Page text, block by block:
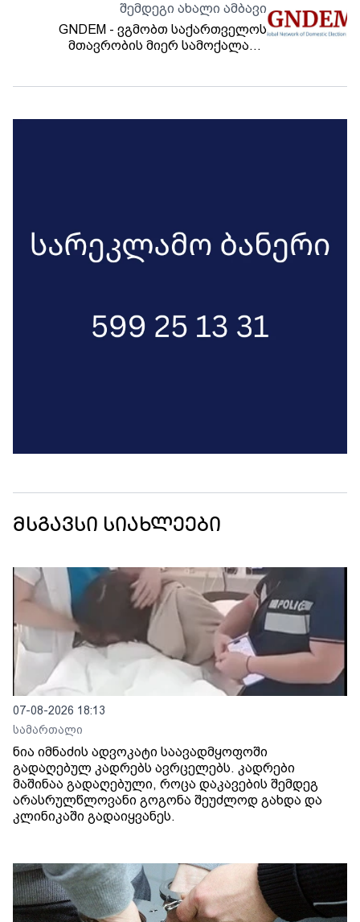
შემდეგი ახალი ამბავი
GNDEM - ვგმობთ საქართველოს
მთავრობის მიერ სამოქალაქო
მსგავსი სიახლეები
07-08-2026 18:13
სამართალი
ნია იმნაძის ადვოკატი საავადმყოფოში
გადაღებულ კადრებს ავრცელებს. კადრები
მაშინაა გადაღებული, როცა დაკავების შემდეგ
არასრულწლოვანი გოგონა შეუძლოდ გახდა და
კლინიკაში გადაიყვანეს.